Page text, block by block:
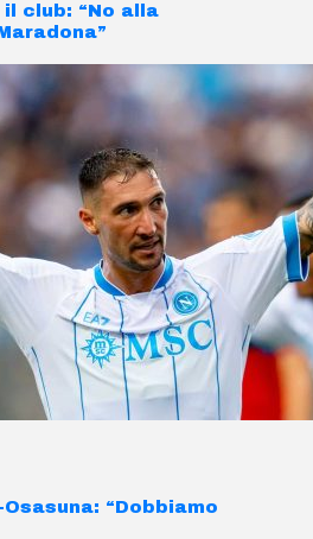
club: “No alla
“Dobbiamo